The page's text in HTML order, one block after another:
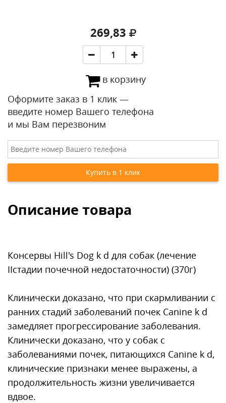
269,83
в корзину
Оформите заказ в 1 клик —
введите номер Вашего телефона
и мы Вам перезвоним
Описание товара
Консервы Hill's Dog k d для собак (лечение
IIстадии почечной недостаточности) (370г)
Клинически доказано, что при скармливании с
ранних стадий заболеваний почек Canine k d
замедляет прогрессирование заболевания.
Клинически доказано, что у собак с
заболеваниями почек, питающихся Canine k d,
клинические признаки менее выражены, а
продолжительность жизни увеличивается
вдвое.